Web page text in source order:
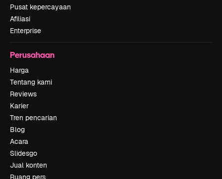
Pusat kepercayaan
Afiliasi
Enterprise
Perusahaan
Harga
Tentang kami
Reviews
Karier
Tren pencarian
Blog
Acara
Slidesgo
Jual konten
Ruang pers